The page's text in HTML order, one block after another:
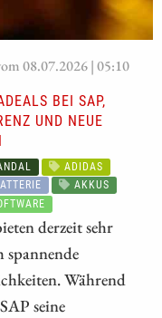
08.07.2026 | 05:10
BEI SAP,
UND NEUE
ADIDAS
AKKUS
derzeit sehr
spannende
Während
seine